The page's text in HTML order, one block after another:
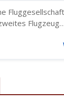
Flugzeug…